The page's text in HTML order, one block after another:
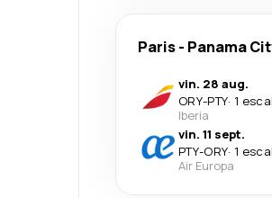
Paris- Panama
vin. 28 aug.
ORY-PTY· 1
Iberia
vin. 11 sept.
PTY-ORY· 1
Air Europa